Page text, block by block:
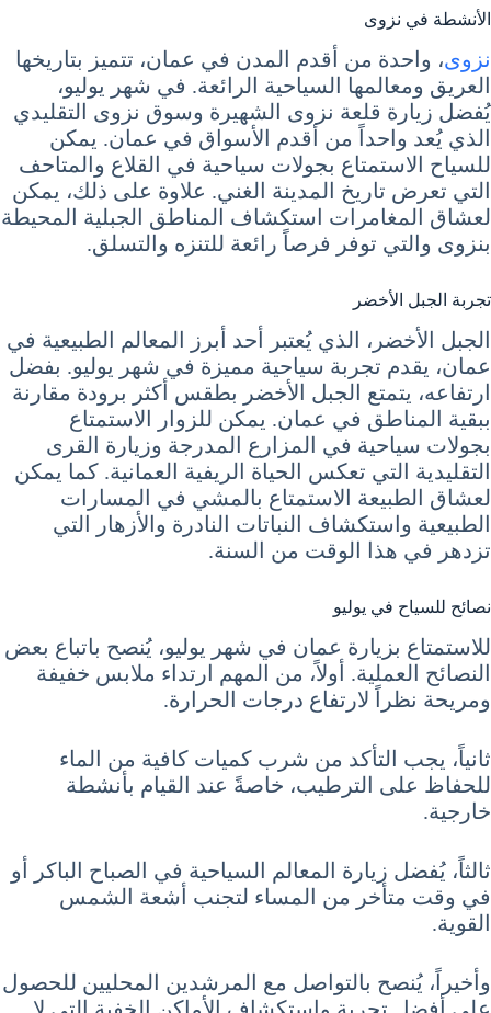
الأنشطة في نزوى
نزوى، واحدة من أقدم المدن في عمان، تتميز بتاريخها
العريق ومعالمها السياحية الرائعة. في شهر يوليو،
يُفضل زيارة قلعة نزوى الشهيرة وسوق نزوى التقليدي
الذي يُعد واحداً من أقدم الأسواق في عمان. يمكن
للسياح الاستمتاع بجولات سياحية في القلاع والمتاحف
التي تعرض تاريخ المدينة الغني. علاوة على ذلك، يمكن
لعشاق المغامرات استكشاف المناطق الجبلية المحيطة
بنزوى والتي توفر فرصاً رائعة للتنزه والتسلق.
تجربة الجبل الأخضر
الجبل الأخضر، الذي يُعتبر أحد أبرز المعالم الطبيعية في
عمان، يقدم تجربة سياحية مميزة في شهر يوليو. بفضل
ارتفاعه، يتمتع الجبل الأخضر بطقس أكثر برودة مقارنة
ببقية المناطق في عمان. يمكن للزوار الاستمتاع
بجولات سياحية في المزارع المدرجة وزيارة القرى
التقليدية التي تعكس الحياة الريفية العمانية. كما يمكن
لعشاق الطبيعة الاستمتاع بالمشي في المسارات
الطبيعية واستكشاف النباتات النادرة والأزهار التي
تزدهر في هذا الوقت من السنة.
نصائح للسياح في يوليو
للاستمتاع بزيارة عمان في شهر يوليو، يُنصح باتباع بعض
النصائح العملية. أولاً، من المهم ارتداء ملابس خفيفة
ومريحة نظراً لارتفاع درجات الحرارة.
ثانياً، يجب التأكد من شرب كميات كافية من الماء
للحفاظ على الترطيب، خاصةً عند القيام بأنشطة
خارجية.
ثالثاً، يُفضل زيارة المعالم السياحية في الصباح الباكر أو
في وقت متأخر من المساء لتجنب أشعة الشمس
القوية.
وأخيراً، يُنصح بالتواصل مع المرشدين المحليين للحصول
على أفضل تجربة واستكشاف الأماكن الخفية التي لا